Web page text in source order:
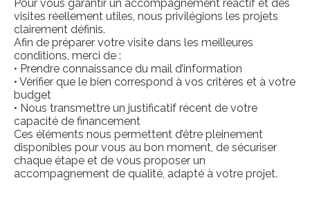
Pour vous garantir un accompagnement réactif et des
visites réellement utiles, nous privilégions les projets
clairement définis.
Afin de préparer votre visite dans les meilleures
conditions, merci de :
• Prendre connaissance du mail d’information
• Vérifier que le bien correspond à vos critères et à votre
budget
• Nous transmettre un justificatif récent de votre
capacité de financement
Ces éléments nous permettent d’être pleinement
disponibles pour vous au bon moment, de sécuriser
chaque étape et de vous proposer un
accompagnement de qualité, adapté à votre projet.